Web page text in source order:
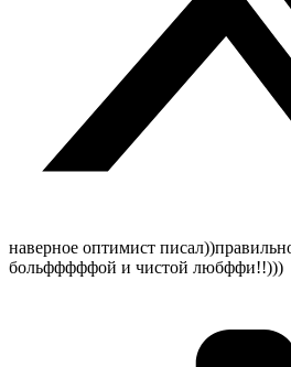
наверное оптимист
больфффффой и чистой любффи!!)))